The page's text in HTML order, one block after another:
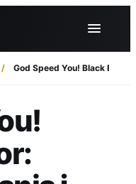
God Speed You! Black